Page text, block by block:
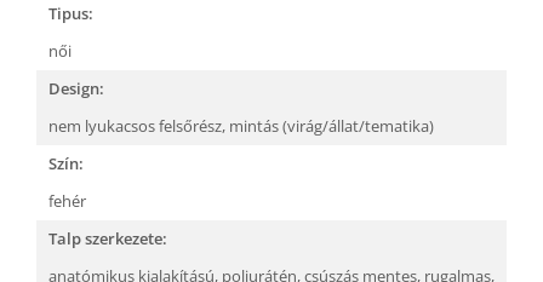
Tipus:
női
Design:
nem lyukacsos felsőrész, mintás (virág/állat/tematika)
Szín:
fehér
Talp szerkezete:
anatómikus kialakítású, poliurátén,csúszás mentes, rugalmas,